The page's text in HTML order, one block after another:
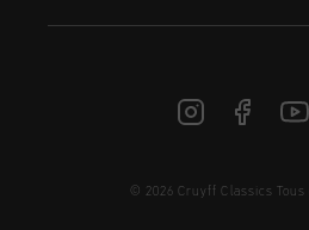
FR | € EUR
© 2026 Cruyff Classics